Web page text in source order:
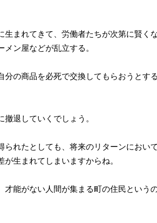
まれてきて、労働者たちが次第に賢く
ン屋などが乱立する。
の商品を必死で交換してもらおうとす
退していくでしょう。
れたとしても、将来のリターンにおい
生まれてしまいますからね。
能がない人間が集まる町の住民という